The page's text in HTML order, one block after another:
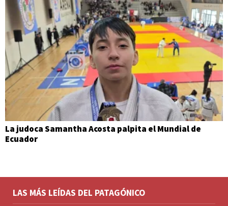
La judoca Samantha Acosta palpita el Mundial de
Ecuador
LAS MÁS LEÍDAS DEL PATAGÓNICO